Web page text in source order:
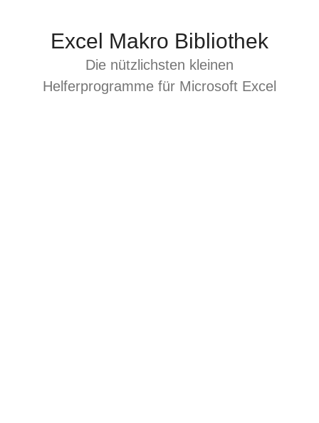
Excel Makro Bibliothek
Die nützlichsten kleinen
Helferprogramme für Microsoft Excel